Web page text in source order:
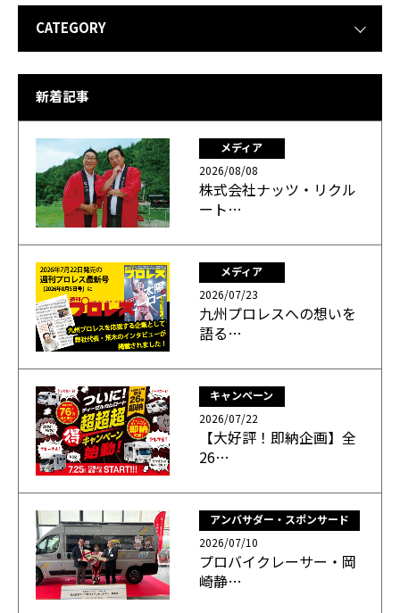
CATEGORY
新着記事
メディア
2026/08/08
株式会社ナッツ・リクル
ート…
メディア
2026/07/23
九州プロレスへの想いを
語る…
キャンペーン
2026/07/22
【大好評！即納企画】全
26…
アンバサダー・スポンサード
2026/07/10
プロバイクレーサー・岡
崎静…